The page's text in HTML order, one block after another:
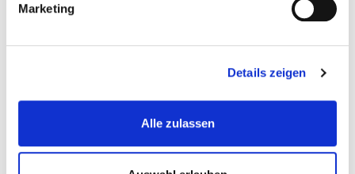
Marketing
Details zeigen
Alle zulassen